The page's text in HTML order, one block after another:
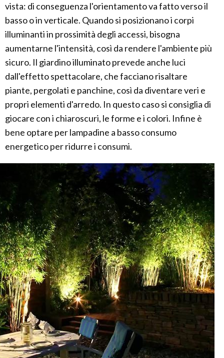
vista: di conseguenza l'orientamento va fatto verso il
basso o in verticale. Quando si posizionano i corpi
illuminanti in prossimità degli accessi, bisogna
aumentarne l'intensità, così da rendere l'ambiente più
sicuro. Il giardino illuminato prevede anche luci
dall'effetto spettacolare, che facciano risaltare
piante, pergolati e panchine, così da diventare veri e
propri elementi d'arredo. In questo caso si consiglia di
giocare con i chiaroscuri, le forme e i colori. Infine è
bene optare per lampadine a basso consumo
energetico per ridurre i consumi.